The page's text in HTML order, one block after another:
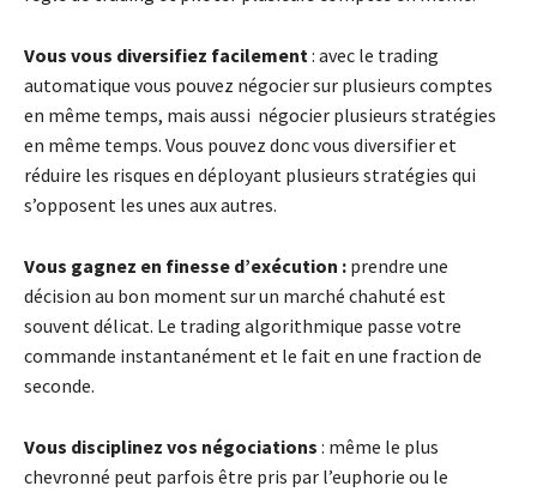
Vous vous diversifiez facilement : avec le trading
automatique vous pouvez négocier sur plusieurs comptes
en même temps, mais aussi négocier plusieurs stratégies
en même temps. Vous pouvez donc vous diversifier et
réduire les risques en déployant plusieurs stratégies qui
s’opposent les unes aux autres.
Vous gagnez en finesse d’exécution : prendre une
décision au bon moment sur un marché chahuté est
souvent délicat. Le trading algorithmique passe votre
commande instantanément et le fait en une fraction de
seconde.
Vous disciplinez vos négociations : même le plus
chevronné peut parfois être pris par l’euphorie ou le